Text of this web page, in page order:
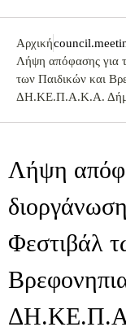
Αρχική
Λήψη απόφασης για
των Παιδικών και
ΔΗ.ΚΕ.Π.Α.Κ.Α.
Λήψη
Φεστιβάλ